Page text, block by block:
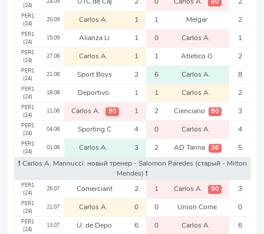
(24)
PER1
(24)
20.09 Carlos A. 1 1 Melgar 2
PER1
(24)
15.09 Alianza Li 1 0 Carlos A. 1
PER1
(24)
27.08 Carlos A. 1 1 Atletico G 2
PER1
(24)
21.08 Sport Boys 2 6 Carlos A. 8
PER1
(24)
18.08 Deportivo 1 1 Carlos A. 2
PER1
(24)
11.08 Carlos A. 90 1 2 Cienciano 90 3
PER1
(24)
04.08 Sporting C 4 0 Carlos A. 4
PER1
(24)
01.08 Carlos A. 3 2 AD Tarma 36
5
❗️ Carlos A. Mannucci: новый тренер - Salomon Paredes (старый - Milton
Mendes) ❗️
PER1
(24)
26.07 Comerciant 2 1 Carlos A. 90 3
PER1
(24)
21.07 Carlos A. 0 0 Union Come 0
PER1
(24)
13.07 U. de Depo 6 0 Carlos A. 6